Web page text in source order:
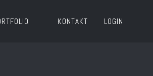
KONTAKT LOGIN